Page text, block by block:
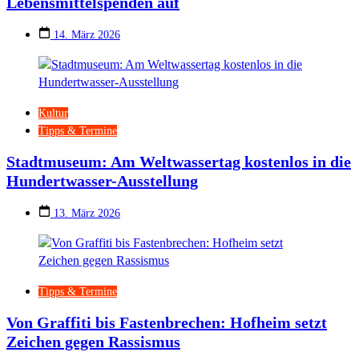
14. März 2026
Kultur
Tipps & Termine
Stadtmuseum: Am Weltwassertag kostenlos in die
Hundertwasser-Ausstellung
13. März 2026
Tipps & Termine
Von Graffiti bis Fastenbrechen: Hofheim setzt
Zeichen gegen Rassismus